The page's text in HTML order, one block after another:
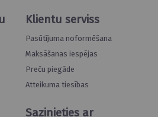
Klientu serviss
Pasūtījuma noformēšana
Maksāšanas iespējas
Preču piegāde
Atteikuma tiesības
Sazinieties ar